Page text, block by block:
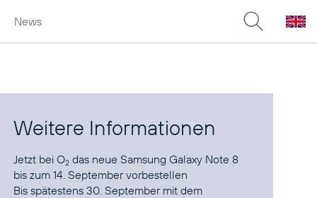
News
Weitere Informationen
Jetzt bei O2 das neueSamsung Galaxy Note 8
bis zum 14. September vorbestellen
Bis spätestens 30. September mit dem